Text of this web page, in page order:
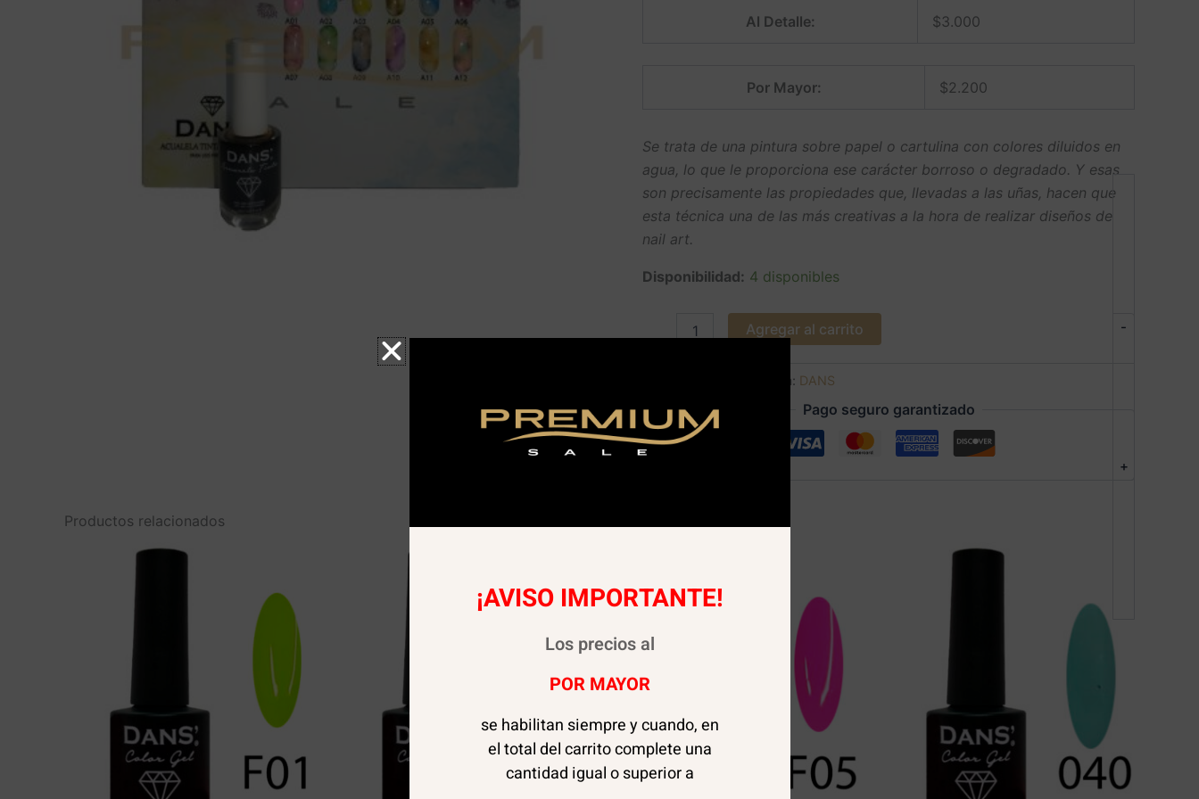
Al Detalle: $3.000
Por Mayor: $2.200
Se trata de una pintura sobre papel o cartulina con colores diluidos en
agua, lo que le proporciona ese carácter borroso o degradado. Y esas
son precisamente las propiedades que, llevadas a las uñas, hacen que
esta técnica una de las más creativas a la hora de realizar diseños de
nail art.
Disponibilidad: 4 disponibles
-
+
Agregar al carrito
Categoría: DANS
Pago seguro garantizado
Productos relacionados
¡AVISO IMPORTANTE!
Los precios al
POR MAYOR
se habilitan siempre y cuando, en
el total del carrito complete una
cantidad igual o superior a